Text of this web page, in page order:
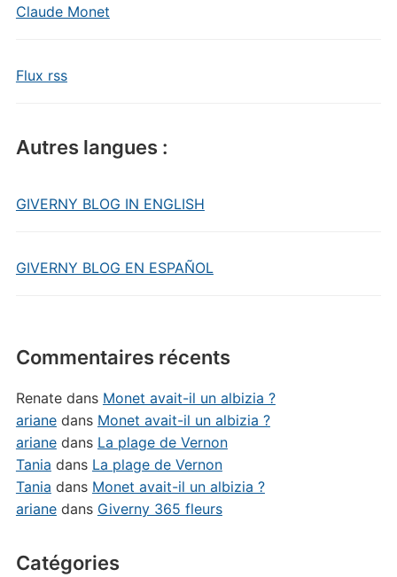
Claude Monet
Flux rss
Autres langues :
GIVERNY BLOG IN ENGLISH
GIVERNY BLOG EN ESPAÑOL
Commentaires récents
Renatedans Monet avait-il un albizia ?
arianedans Monet avait-il un albizia ?
arianedans La plage de Vernon
Tania dans La plage de Vernon
Tania dans Monet avait-il un albizia ?
arianedans Giverny 365 fleurs
Catégories